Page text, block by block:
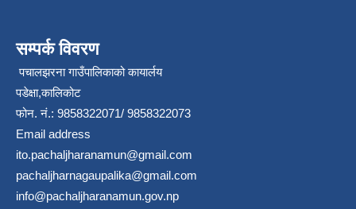
सम्पर्क विवरण
पचालझरना गाउँपालिकाको कायार्लय
पडेक्षा,कालिकोट
फोन. नं.: 9858322071/ 9858322073
Email address
ito.pachaljharanamun@gmail.com
pachaljharnagaupalika@gmail.com
info@pachaljharanamun.gov.np